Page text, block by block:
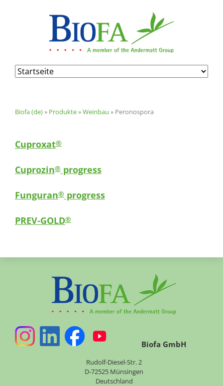
Navigation
überspringen
Biofa (de)» Produkte»Weinbau » Peronospora
Cuproxat®
Cuprozin®progress
Funguran®progress
PREV-GOLD®
Biofa GmbH
Rudolf-Diesel-Str. 2
D-72525 Münsingen
Deutschland